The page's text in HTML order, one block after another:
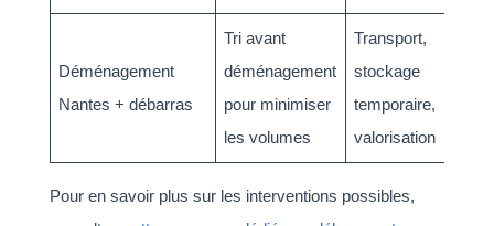
Déménagement
Nantes + débarras
Tri avant
déménagement
pour minimiser
les volumes
Transport,
stockage
temporaire,
valorisation
Pour en savoir plus sur les interventions possibles,